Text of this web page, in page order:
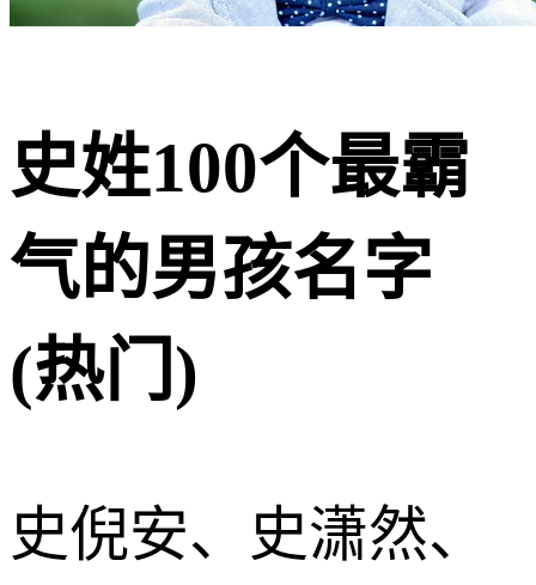
史姓100个最霸
气的男孩名字
(热门)
史倪安、史潇然、